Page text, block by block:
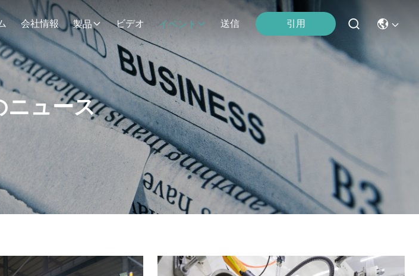
会社情報 製品 ビデオ イベント 送信 引用
ニュース